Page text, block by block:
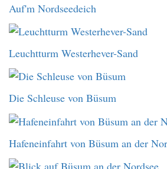
Auf'm Nordseedeich
Leuchtturm Westerhever-Sand
Die Schleuse von Büsum
Hafeneinfahrt von Büsum an der